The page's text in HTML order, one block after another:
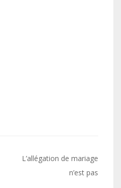
L’allégation de mariage
n’est pas